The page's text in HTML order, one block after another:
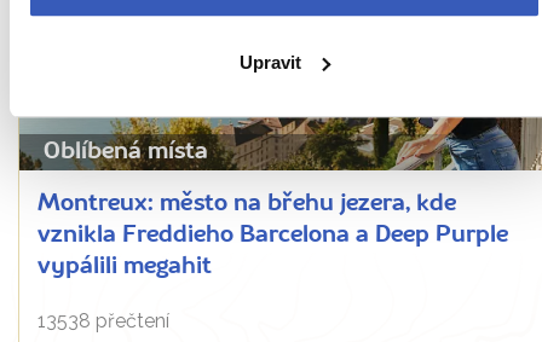
Upravit
Oblíbená místa
Montreux: město na břehu jezera, kde
vznikla Freddieho Barcelona a Deep Purple
vypálili megahit
13538 přečtení